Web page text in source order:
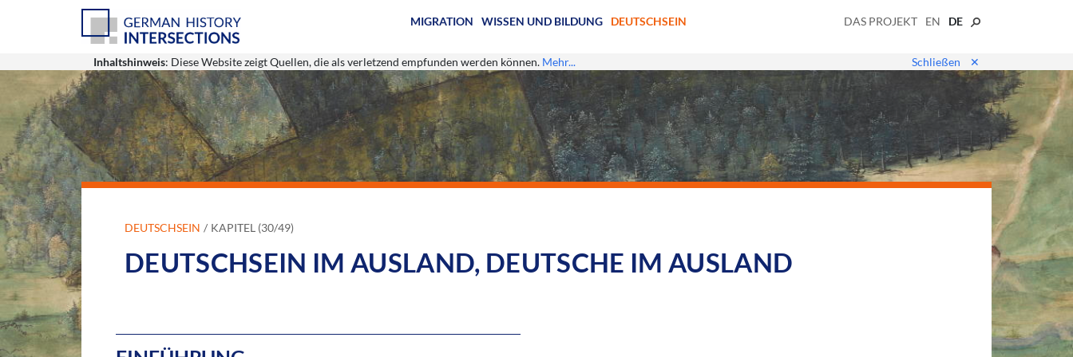
MIGRATION WISSEN UND BILDUNG DEUTSCHSEIN DAS PROJEKT EN DE
Inhaltshinweis: Diese Website zeigt Quellen, die als verletzend empfunden werden können. Mehr... Schließen ✕
DEUTSCHSEIN KAPITEL (30/49)
DEUTSCHSEIN IM AUSLAND, DEUTSCHE IM AUSLAND